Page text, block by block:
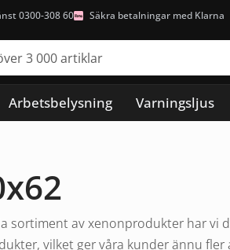
0300-308 60 Säkra betalningar med Klarna
Arbetsbelysning Varningsljus
sortiment av xenonprodukter har vi
vilket ger våra kunder ännu